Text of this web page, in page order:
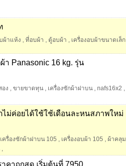
ผ้าแห้ง , ที่อบผ้า , ตู้อบผ้า , เครื่องอบผ้าขนาดเล็ก
า Panasonic 16 kg. รุ่น
อง , ขายขาดทุน , เครื่องซักผ้าฝาบน , nafs16x2 ,
ไม่ค่อยได้ใช้ใช้เดือนละหนสภาพใหม่
ครื่องซักผ้าฝาบน 105 , เครื่องอบผ้า 105 , ผ้าคลุม
,